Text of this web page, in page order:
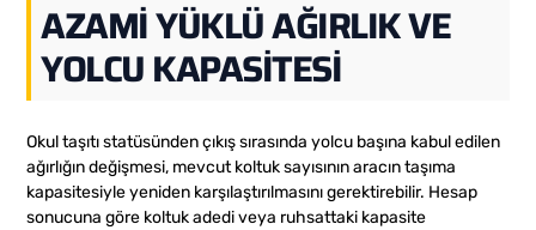
AZAMI YÜKLÜ AĞIRLIK VE
YOLCU KAPASITESI
Okul taşıtı statüsünden çıkış sırasında yolcu başına kabul edilen
ağırlığın değişmesi, mevcut koltuk sayısının aracın taşıma
kapasitesiyle yeniden karşılaştırılmasını gerektirebilir. Hesap
sonucuna göre koltuk adedi veya ruhsattaki kapasite